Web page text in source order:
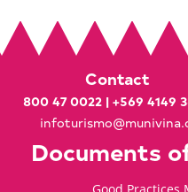
Contact
800 47 0022 |+569 4149
Documents